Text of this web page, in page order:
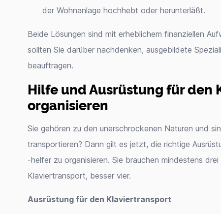
der Wohnanlage hochhebt oder herunterläßt.
Beide Lösungen sind mit erheblichem finanziellen
sollten Sie darüber nachdenken, ausgebildete
beauftragen.
Hilfe und Ausrüstung für den
organisieren
Sie gehören zu den unerschrockenen Naturen und
transportieren? Dann gilt es jetzt, die richtige
-helfer zu organisieren. Sie brauchen mindestens
Klaviertransport, besser vier.
Ausrüstung für den Klaviertransport